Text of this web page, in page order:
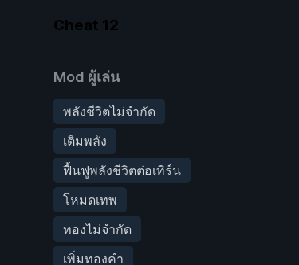
Cheat 12
Mod ผู้เล่น
พลังชีวิตไม่จำกัด
เติมพลัง
ฟื้นฟูพลังชีวิตต่อเทิร์น
โหมดเทพ
ทองไม่จำกัด
เพิ่มทองคำ